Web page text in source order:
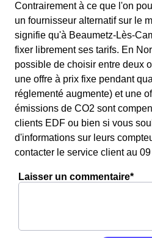
Contrairement à ce que l'on
un fournisseur alternatif sur le
signifie qu'à Beaumetz-Lès-
fixer librement ses tarifs. En
possible de choisir entre deux
une offre à prix fixe pendant
réglementé augmente) et une
émissions de CO2 sont
clients EDF ou bien si vous
d'informations sur leurs
contacter le service client au
Laisser un commentaire*